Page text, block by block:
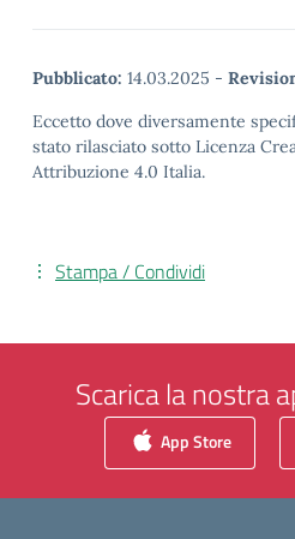
Pubblicato: 14.03.2025 -
Eccetto dove diversamente
stato rilasciato sotto Licenza
Attribuzione 4.0 Italia.
Stampa / Condividi
Scarica la nostra
App Store